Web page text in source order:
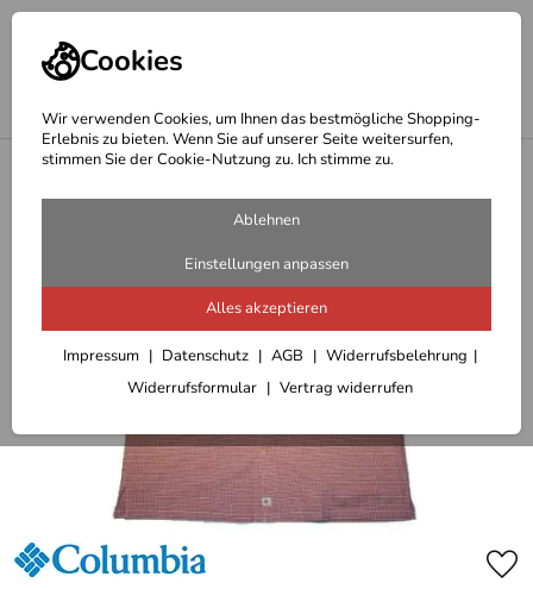
Cookies
Wir verwenden Cookies, um Ihnen das bestmögliche Shopping-
Erlebnis zu bieten. Wenn Sie auf unserer Seite weitersurfen,
stimmen Sie der Cookie-Nutzung zu. Ich stimme zu.
Ablehnen
Einstellungen anpassen
Alles akzeptieren
Impressum Datenschutz AGB
Widerrufsbelehrung
Widerrufsformular
Vertrag widerrufen
Outdoor T-Shirts/Hemden/Pullover Herren